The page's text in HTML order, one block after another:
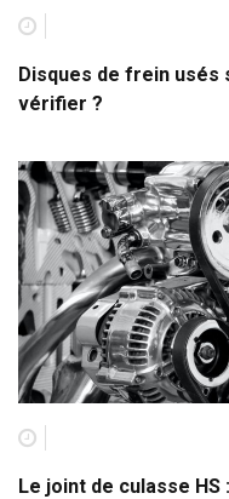
Disques de frein usés
vérifier ?
Le joint de culasse